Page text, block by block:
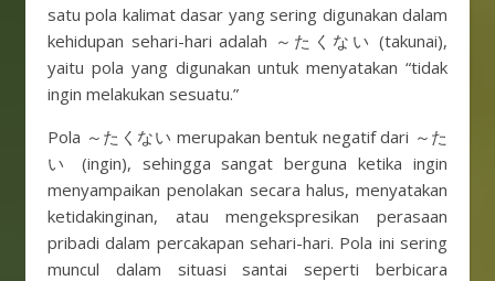
satu pola kalimat dasar yang sering digunakan dalam
kehidupan sehari-hari adalah ～たくない (takunai),
yaitu pola yang digunakan untuk menyatakan “tidak
ingin melakukan sesuatu.”
Pola ～たくない merupakan bentuk negatif dari ～た
い (ingin), sehingga sangat berguna ketika ingin
menyampaikan penolakan secara halus, menyatakan
ketidakinginan, atau mengekspresikan perasaan
pribadi dalam percakapan sehari-hari. Pola ini sering
muncul dalam situasi santai seperti berbicara